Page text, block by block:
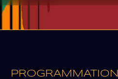
PROGRAMMATION